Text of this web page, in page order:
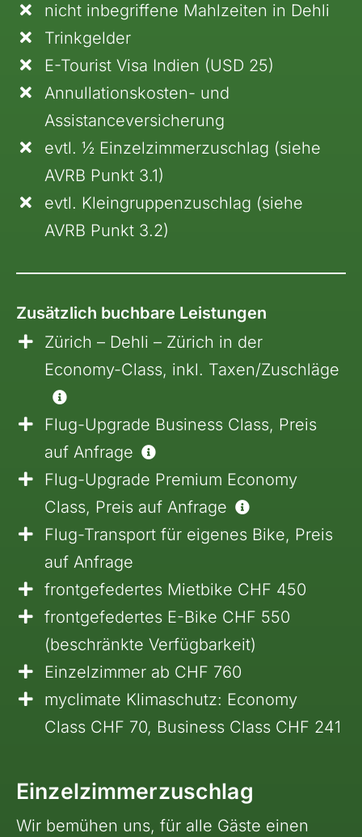
nicht inbegriffene Mahlzeiten in Dehli
Trinkgelder
E-Tourist Visa Indien (USD 25)
Annullationskosten- und
Assistanceversicherung
evtl. ½ Einzelzimmerzuschlag (siehe
AVRB Punkt 3.1)
evtl. Kleingruppenzuschlag (siehe
AVRB Punkt 3.2)
Zusätzlich buchbare Leistungen
Zürich – Dehli – Zürich in der
Economy-Class, inkl. Taxen/Zuschläge
Flug-Upgrade Business Class, Preis
auf Anfrage
Flug-Upgrade Premium Economy
Class, Preis auf Anfrage
Flug-Transport für eigenes Bike, Preis
auf Anfrage
frontgefedertes Mietbike CHF 450
frontgefedertes E-Bike CHF 550
(beschränkte Verfügbarkeit)
Einzelzimmer ab CHF 760
myclimate Klimaschutz: Economy
Class CHF 70, Business Class CHF 241
Einzelzimmerzuschlag
Wir bemühen uns, für alle Gäste einen